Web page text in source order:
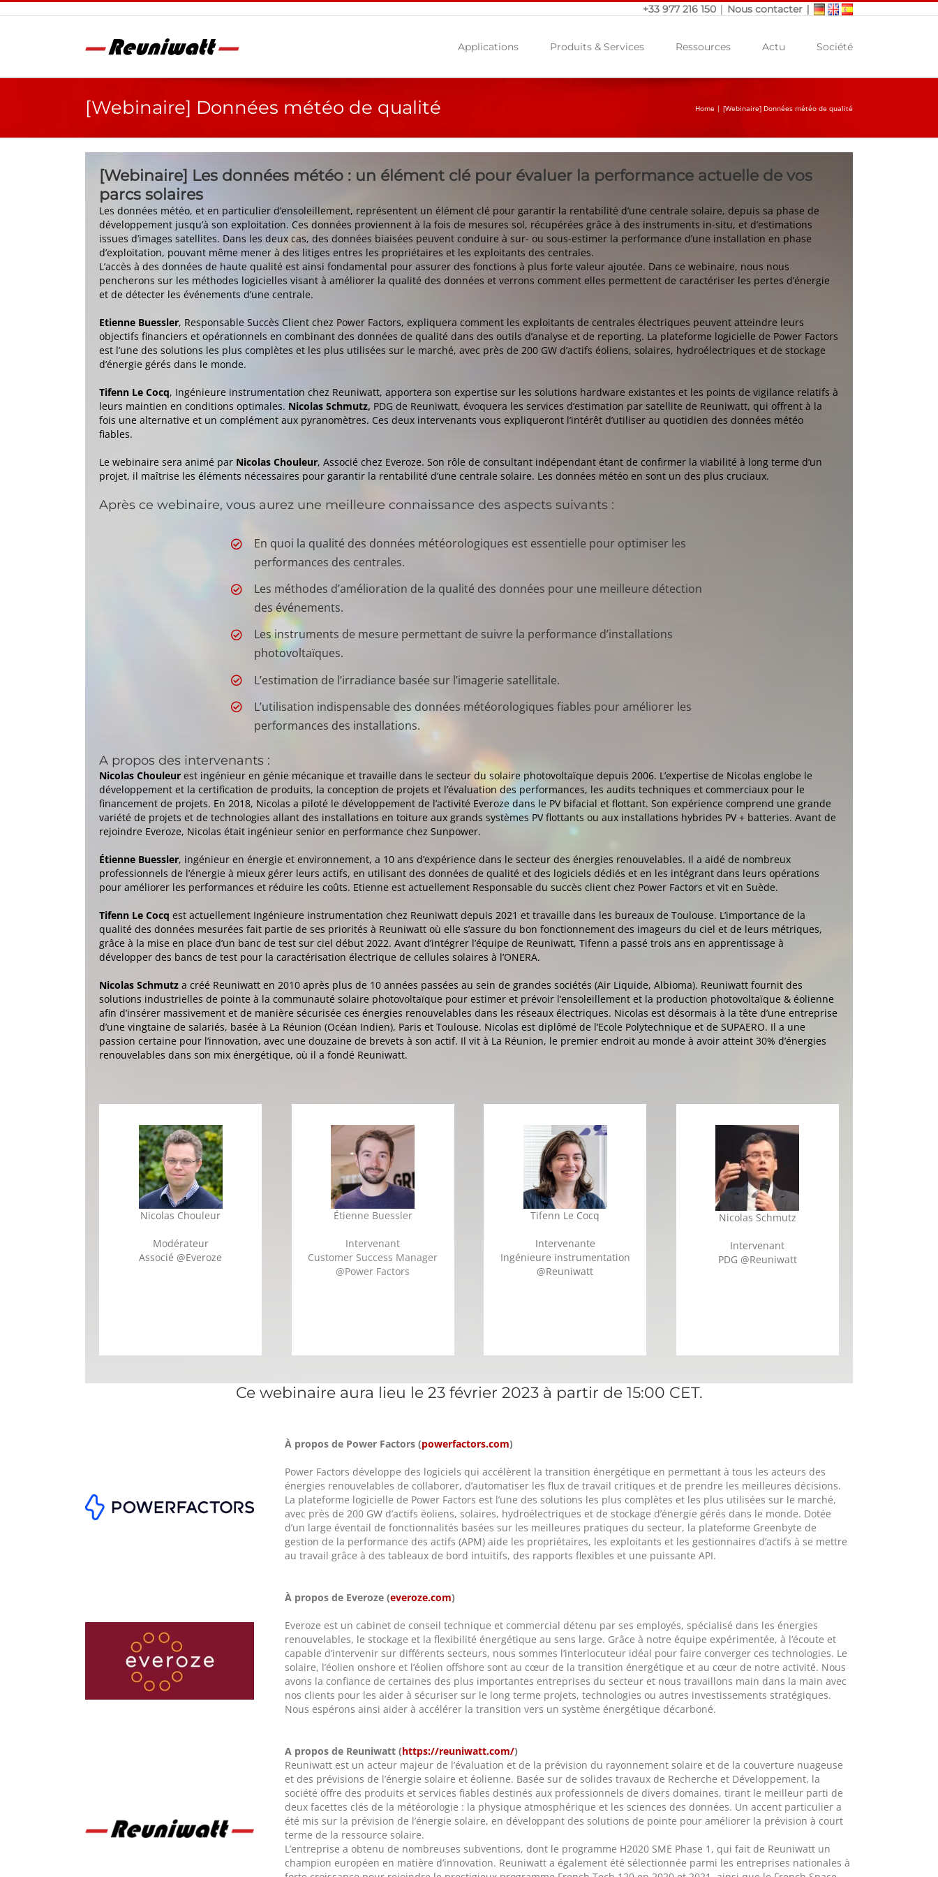
Passer
au
+33 977 216 150 | Nous contacter |
Applications Produits & Services Ressources Actu Société
[Webinaire] Données météo de qualité Home | [Webinaire] Données météo de qualité
[Webinaire] Les données météo : un élément clé pour évaluer la performance actuelle de vos
parcs solaires
Les données météo, et en particulier d’ensoleillement, représentent un élément clé pour garantir la rentabilité d’une centrale solaire, depuis sa phase de
développement jusqu’à son exploitation. Ces données proviennent à la fois de mesures sol, récupérées grâce à des instruments in-situ, et d’estimations
issues d’images satellites. Dans les deux cas, des données biaisées peuvent conduire à sur- ou sous-estimer la performance d’une installation en phase
d’exploitation, pouvant même mener à des litiges entres les propriétaires et les exploitants des centrales.
L’accès à des données de haute qualité est ainsi fondamental pour assurer des fonctions à plus forte valeur ajoutée. Dans ce webinaire, nous nous
pencherons sur les méthodes logicielles visant à améliorer la qualité des données et verrons comment elles permettent de caractériser les pertes d’énergie
et de détecter les événements d’une centrale.
Etienne Buessler, Responsable Succès Client chez Power Factors, expliquera comment les exploitants de centrales électriques peuvent atteindre leurs
objectifs financiers et opérationnels en combinant des données de qualité dans des outils d’analyse et de reporting. La plateforme logicielle de Power Factors
est l’une des solutions les plus complètes et les plus utilisées sur le marché, avec près de 200 GW d’actifs éoliens, solaires, hydroélectriques et de stockage
d’énergie gérés dans le monde.
Tifenn Le Cocq, Ingénieure instrumentation chez Reuniwatt, apportera son expertise sur les solutions hardware existantes et les points de vigilance relatifs à
leurs maintien en conditions optimales. Nicolas Schmutz, PDG de Reuniwatt, évoquera les services d’estimation par satellite de Reuniwatt, qui offrent à la
fois une alternative et un complément aux pyranomètres. Ces deux intervenants vous expliqueront l’intérêt d’utiliser au quotidien des données météo
fiables.
Le webinaire sera animé par Nicolas Chouleur, Associé chez Everoze. Son rôle de consultant indépendant étant de confirmer la viabilité à long terme d’un
projet, il maîtrise les éléments nécessaires pour garantir la rentabilité d’une centrale solaire. Les données météo en sont un des plus cruciaux.
Après ce webinaire, vous aurez une meilleure connaissance des aspects suivants :
En quoi la qualité des données météorologiques est essentielle pour optimiser les
performances des centrales.
Les méthodes d’amélioration de la qualité des données pour une meilleure détection
des événements.
Les instruments de mesure permettant de suivre la performance d’installations
photovoltaïques.
L’estimation de l’irradiance basée sur l’imagerie satellitale.
L’utilisation indispensable des données météorologiques fiables pour améliorer les
performances des installations.
A propos des intervenants :
Nicolas Chouleur est ingénieur en génie mécanique et travaille dans le secteur du solaire photovoltaïque depuis 2006. L’expertise de Nicolas englobe le
développement et la certification de produits, la conception de projets et l’évaluation des performances, les audits techniques et commerciaux pour le
financement de projets. En 2018, Nicolas a piloté le développement de l’activité Everoze dans le PV bifacial et flottant. Son expérience comprend une grande
variété de projets et de technologies allant des installations en toiture aux grands systèmes PV flottants ou aux installations hybrides PV + batteries. Avant de
rejoindre Everoze, Nicolas était ingénieur senior en performance chez Sunpower.
Étienne Buessler, ingénieur en énergie et environnement, a 10 ans d’expérience dans le secteur des énergies renouvelables. Il a aidé de nombreux
professionnels de l’énergie à mieux gérer leurs actifs, en utilisant des données de qualité et des logiciels dédiés et en les intégrant dans leurs opérations
pour améliorer les performances et réduire les coûts. Etienne est actuellement Responsable du succès client chez Power Factors et vit en Suède.
Tifenn Le Cocq est actuellement Ingénieure instrumentation chez Reuniwatt depuis 2021 et travaille dans les bureaux de Toulouse. L’importance de la
qualité des données mesurées fait partie de ses priorités à Reuniwatt où elle s’assure du bon fonctionnement des imageurs du ciel et de leurs métriques,
grâce à la mise en place d’un banc de test sur ciel début 2022. Avant d’intégrer l’équipe de Reuniwatt, Tifenn a passé trois ans en apprentissage à
développer des bancs de test pour la caractérisation électrique de cellules solaires à l’ONERA.
Nicolas Schmutza créé Reuniwatt en 2010 après plus de 10 années passées au sein de grandes sociétés (Air Liquide, Albioma). Reuniwatt fournit des
solutions industrielles de pointe à la communauté solaire photovoltaïque pour estimer et prévoir l’ensoleillement et la production photovoltaïque & éolienne
afin d’insérer massivement et de manière sécurisée ces énergies renouvelables dans les réseaux électriques. Nicolas est désormais à la tête d’une entreprise
d’une vingtaine de salariés, basée à La Réunion (Océan Indien), Paris et Toulouse. Nicolas est diplômé de l’Ecole Polytechnique et de SUPAERO. Il a une
passion certaine pour l’innovation, avec une douzaine de brevets à son actif. Il vit à La Réunion, le premier endroit au monde à avoir atteint 30% d’énergies
renouvelables dans son mix énergétique, où il a fondé Reuniwatt.
Nicolas Chouleur
Modérateur
Associé @Everoze
Étienne Buessler
Intervenant
Customer Success Manager
@Power Factors
Tifenn Le Cocq
Intervenante
Ingénieure instrumentation
@Reuniwatt
Nicolas Schmutz
Intervenant
PDG @Reuniwatt
Ce webinaire aura lieu le 23 février 2023 à partir de 15:00 CET.
À propos de Power Factors (powerfactors.com)
Power Factors développe des logiciels qui accélèrent la transition énergétique en permettant à tous les acteurs des
énergies renouvelables de collaborer, d’automatiser les flux de travail critiques et de prendre les meilleures décisions.
La plateforme logicielle de Power Factors est l’une des solutions les plus complètes et les plus utilisées sur le marché,
avec près de 200 GW d’actifs éoliens, solaires, hydroélectriques et de stockage d’énergie gérés dans le monde. Dotée
d’un large éventail de fonctionnalités basées sur les meilleures pratiques du secteur, la plateforme Greenbyte de
gestion de la performance des actifs (APM) aide les propriétaires, les exploitants et les gestionnaires d’actifs à se mettre
au travail grâce à des tableaux de bord intuitifs, des rapports flexibles et une puissante API.
À propos de Everoze (everoze.com)
Everoze est un cabinet de conseil technique et commercial détenu par ses employés, spécialisé dans les énergies
renouvelables, le stockage et la flexibilité énergétique au sens large. Grâce à notre équipe expérimentée, à l’écoute et
capable d’intervenir sur différents secteurs, nous sommes l’interlocuteur idéal pour faire converger ces technologies. Le
solaire, l’éolien onshore et l’éolien offshore sont au cœur de la transition énergétique et au cœur de notre activité. Nous
avons la confiance de certaines des plus importantes entreprises du secteur et nous travaillons main dans la main avec
nos clients pour les aider à sécuriser sur le long terme projets, technologies ou autres investissements stratégiques.
Nous espérons ainsi aider à accélérer la transition vers un système énergétique décarboné.
A propos de Reuniwatt (https://reuniwatt.com/)
Reuniwatt est un acteur majeur de l’évaluation et de la prévision du rayonnement solaire et de la couverture nuageuse
et des prévisions de l’énergie solaire et éolienne. Basée sur de solides travaux de Recherche et Développement, la
société offre des produits et services fiables destinés aux professionnels de divers domaines, tirant le meilleur parti de
deux facettes clés de la météorologie : la physique atmosphérique et les sciences des données. Un accent particulier a
été mis sur la prévision de l’énergie solaire, en développant des solutions de pointe pour améliorer la prévision à court
terme de la ressource solaire.
L’entreprise a obtenu de nombreuses subventions, dont le programme H2020 SME Phase 1, qui fait de Reuniwatt un
champion européen en matière d’innovation. Reuniwatt a également été sélectionnée parmi les entreprises nationales à